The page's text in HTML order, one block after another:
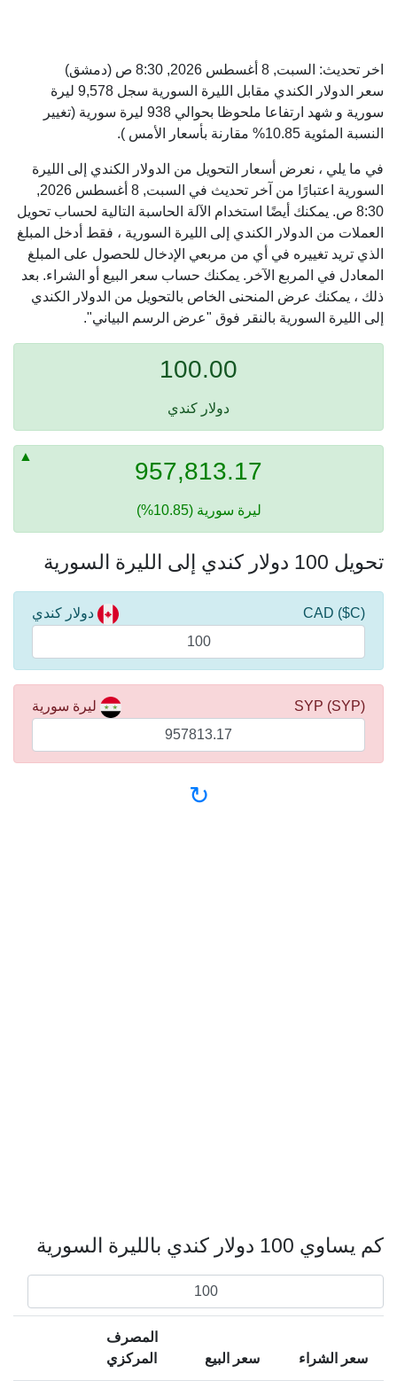
اخر تحديث: السبت, 8 أغسطس 2026, 8:30 ص
(دمشق)
سعر الدولار الكندي مقابل الليرة السورية سجل 9,578 ليرة
سورية و شهد ارتفاعا ملحوظا بحوالي 938 ليرة سورية (تغيير
النسبة المئوية 10.85% مقارنة بأسعار الأمس ).
في ما يلي ، نعرض أسعار التحويل من الدولار الكندي إلى الليرة
السورية اعتبارًا من آخر تحديث في السبت, 8 أغسطس 2026,
8:30 ص. يمكنك أيضًا استخدام الآلة الحاسبة التالية لحساب تحويل
العملات من الدولار الكندي إلى الليرة السورية ، فقط أدخل المبلغ
الذي تريد تغييره في أي من مربعي الإدخال للحصول على المبلغ
المعادل في المربع الآخر. يمكنك حساب سعر البيع أو الشراء. بعد
ذلك ، يمكنك عرض المنحنى الخاص بالتحويل من الدولار الكندي
إلى الليرة السورية بالنقر فوق "عرض الرسم البياني".
100.00
دولار كندي
957,813.17
ليرة سورية (10.85%)
تحويل 100 دولار كندي إلى الليرة السورية
دولار كندي (C$) CAD
ليرة سورية (SYP) SYP
↻
كم يساوي 100 دولار كندي بالليرة السورية
سعر الشراء سعر البيع
المصرف
المركزي